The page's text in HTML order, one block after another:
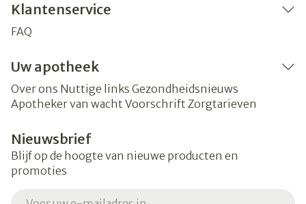
Klantenservice
FAQ
Uw apotheek
Over ons Nuttige links Gezondheidsnieuws
Apotheker van wacht Voorschrift Zorgtarieven
Nieuwsbrief
Blijf op de hoogte van nieuwe producten en
promoties